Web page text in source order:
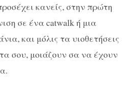
κανείς, στην πρώτη
σε ένα catwalk ή μια
και μόλις τα υιοθετήσεις
σου, μοιάζουν σα να έχουν